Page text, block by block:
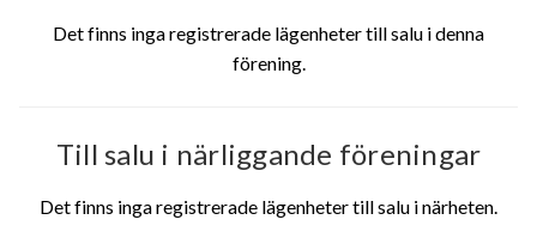
Det finns inga registrerade lägenheter till salu i denna
förening.
Till salu i närliggande föreningar
Det finns inga registrerade lägenheter till salu i närheten.